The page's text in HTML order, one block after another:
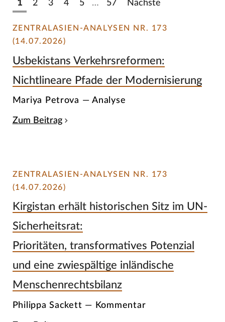
1 2 3 4 5 … 57 Nächste
ZENTRALASIEN-ANALYSEN NR. 173
(14.07.2026)
Usbekistans Verkehrsreformen:
Nichtlineare Pfade der Modernisierung
Mariya Petrova — Analyse
Zum Beitrag
ZENTRALASIEN-ANALYSEN NR. 173
(14.07.2026)
Kirgistan erhält historischen Sitz im UN-
Sicherheitsrat:
Prioritäten, transformatives Potenzial
und eine zwiespältige inländische
Menschenrechtsbilanz
Philippa Sackett — Kommentar